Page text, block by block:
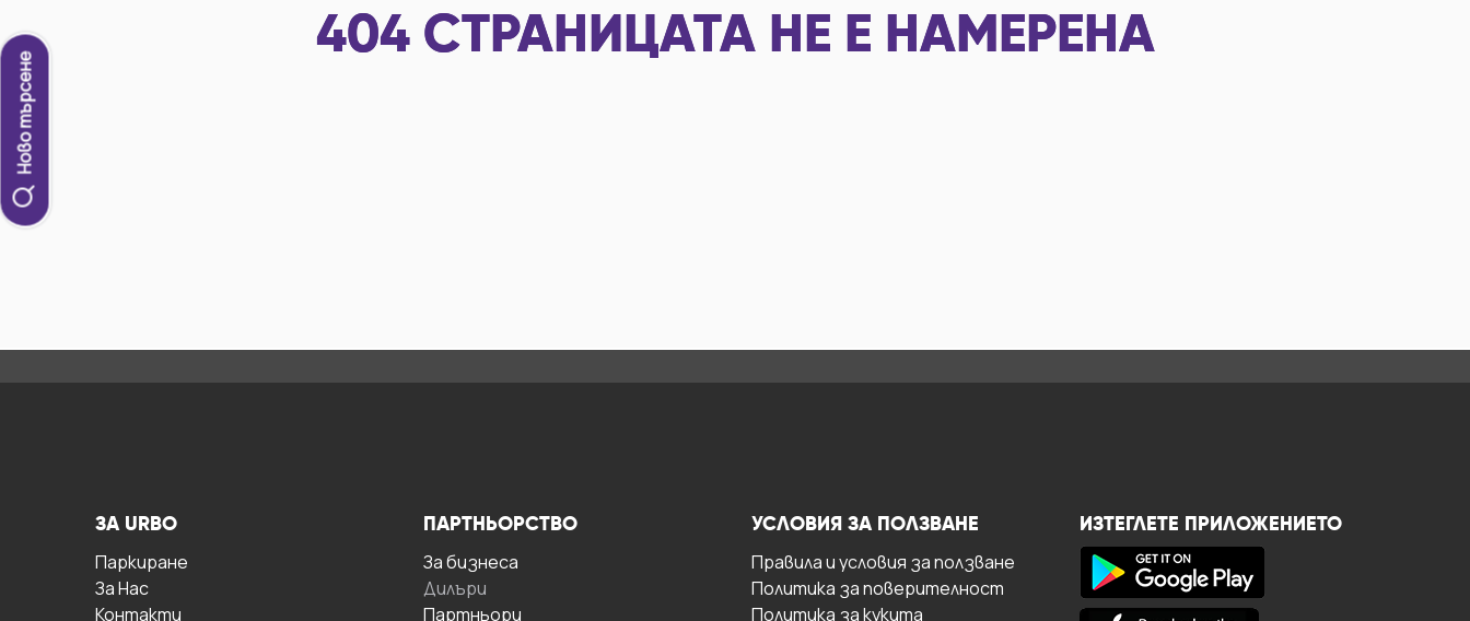
Ново търсене
404 СТРАНИЦАТА НЕ Е НАМЕРЕНА
ЗА URBO
Паркиране
За Hас
Контакти
ПАРТНЬОРСТВО
За бизнесa
Дилъри
Партньори
УСЛОВИЯ ЗА ПОЛЗВАНЕ
Правила и условия за ползване
Политика за поверителност
Политика за кукита
ИЗТЕГЛЕТЕ ПРИЛОЖЕНИЕТО